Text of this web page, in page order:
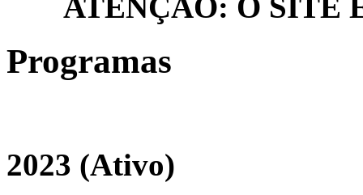
Programas
2023 (Ativo)